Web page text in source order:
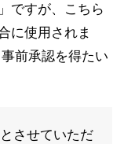
ですが、こちら
に使用されま
前承認を得たい
させていただ